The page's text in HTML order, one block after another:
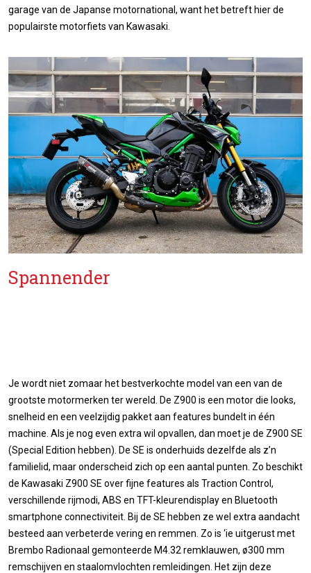
garage van de Japanse motornational, want het betreft hier de
populairste motorfiets van Kawasaki.
Spannender
Je wordt niet zomaar het bestverkochte model van een van de
grootste motormerken ter wereld. De Z900 is een motor die looks,
snelheid en een veelzijdig pakket aan features bundelt in één
machine. Als je nog even extra wil opvallen, dan moet je de Z900 SE
(Special Edition hebben). De SE is onderhuids dezelfde als z’n
familielid, maar onderscheid zich op een aantal punten. Zo beschikt
de Kawasaki Z900 SE over fijne features als Traction Control,
verschillende rijmodi, ABS en TFT-kleurendisplay en Bluetooth
smartphone connectiviteit. Bij de SE hebben ze wel extra aandacht
besteed aan verbeterde vering en remmen. Zo is ‘ie uitgerust met
Brembo Radionaal gemonteerde M4.32 remklauwen, ø300 mm
remschijven en staalomvlochten remleidingen. Het zijn deze